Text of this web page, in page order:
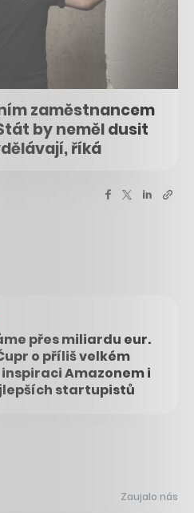
zaměstnancem
by neměl dusit
říká
přes miliardu eur.
o příliš velkém
inspiraci Amazonem i
startupistů
Zaujalo nás